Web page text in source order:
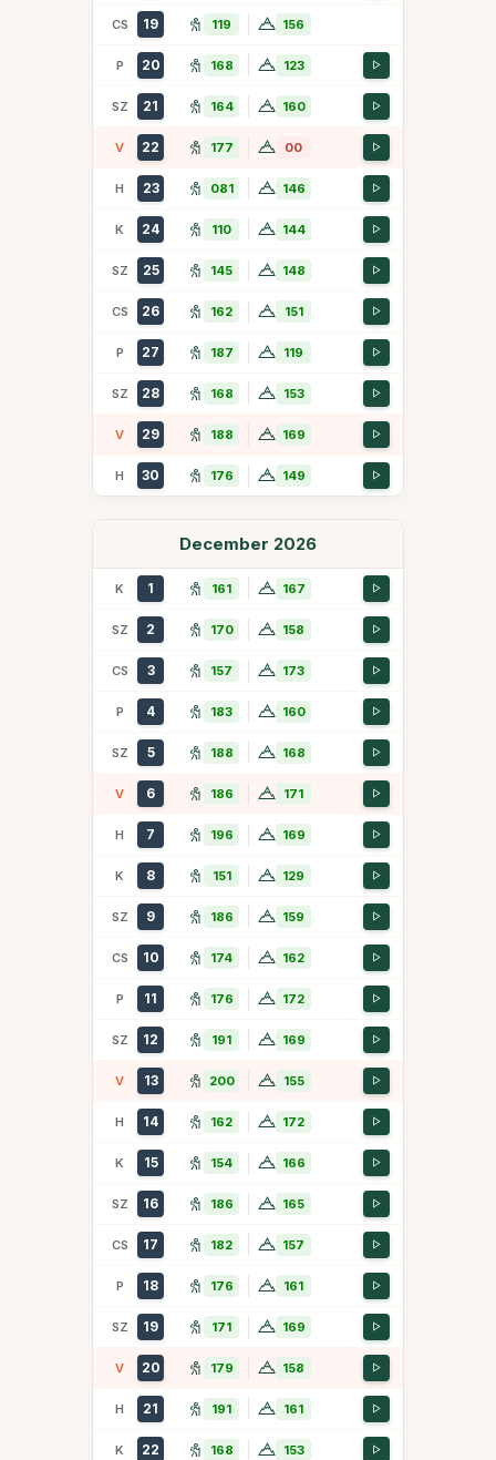
CS 19 119 156
P 20 168 123
SZ 21 164 160
V 22 177 00
H 23 081 146
K 24 110 144
SZ 25 145 148
CS 26 162 151
P 27 187 119
SZ 28 168 153
V 29 188 169
H 30 176 149
December 2026
K 1 161 167
SZ 2 170 158
CS 3 157 173
P 4 183 160
SZ 5 188 168
V 6 186 171
H 7 196 169
K 8 151 129
SZ 9 186 159
CS 10 174 162
P 11 176 172
SZ 12 191 169
V 13 200 155
H 14 162 172
K 15 154 166
SZ 16 186 165
CS 17 182 157
P 18 176 161
SZ 19 171 169
V 20 179 158
H 21 191 161
K 22 168 153